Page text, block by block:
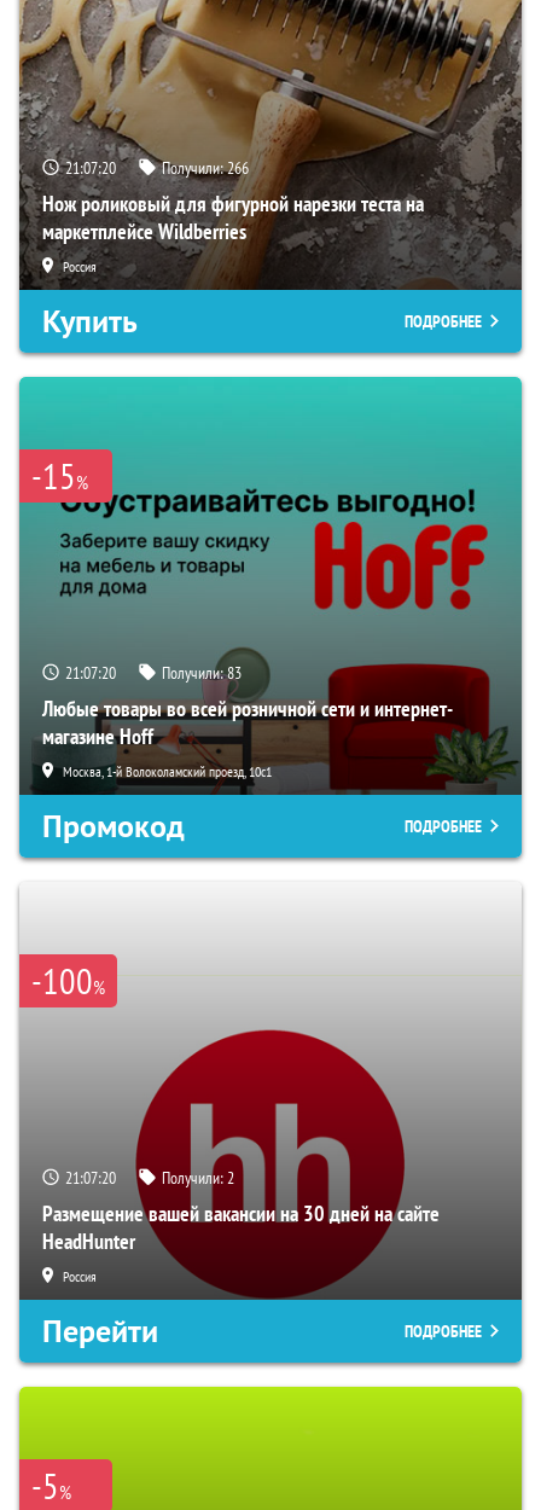
21:07:19 Получили:266
Нож роликовый для фигурной нарезки теста на
маркетплейсе Wildberries
Россия
Купить ПОДРОБНЕЕ
-15%
21:07:19 Получили:83
Любые товары во всей розничной сети и интернет-
магазине Hoff
Москва, 1-й Волоколамский проезд, 10с1
Промокод ПОДРОБНЕЕ
-100%
21:07:19 Получили:2
Размещение вашей вакансии на 30 дней на сайте
HeadHunter
Россия
Перейти ПОДРОБНЕЕ
-5%